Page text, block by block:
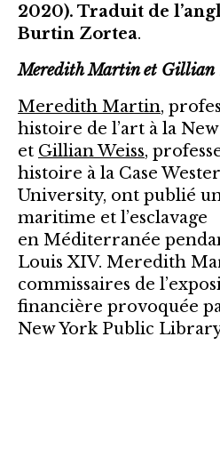
2020). Traduit de
Burtin Zortea.
Meredith Martin et Gillian
Meredith Martin,
histoire de l’art à la
et Gillian Weiss,
histoire à la Case
University, ont publié
maritime et l’esclavage
en Méditerranée
Louis XIV. Meredith
commissaires de
financière provoquée
New York Public Library